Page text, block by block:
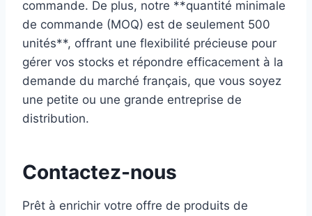
commande. De plus, notre **quantité minimale
de commande (MOQ) est de seulement 500
unités**, offrant une flexibilité précieuse pour
gérer vos stocks et répondre efficacement à la
demande du marché français, que vous soyez
une petite ou une grande entreprise de
distribution.
Contactez-nous
Prêt à enrichir votre offre de produits de